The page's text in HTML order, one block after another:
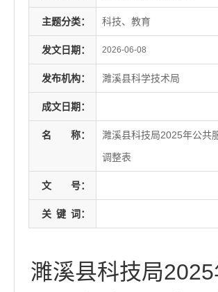
主题分类： 科技、教育
发文日期： 2026-06-08
发布机构： 濉溪县科学技术局
成文日期：
名 称：
濉溪县科技局2025年公共
调整表
文 号：
关 键 词：
濉溪县科技局